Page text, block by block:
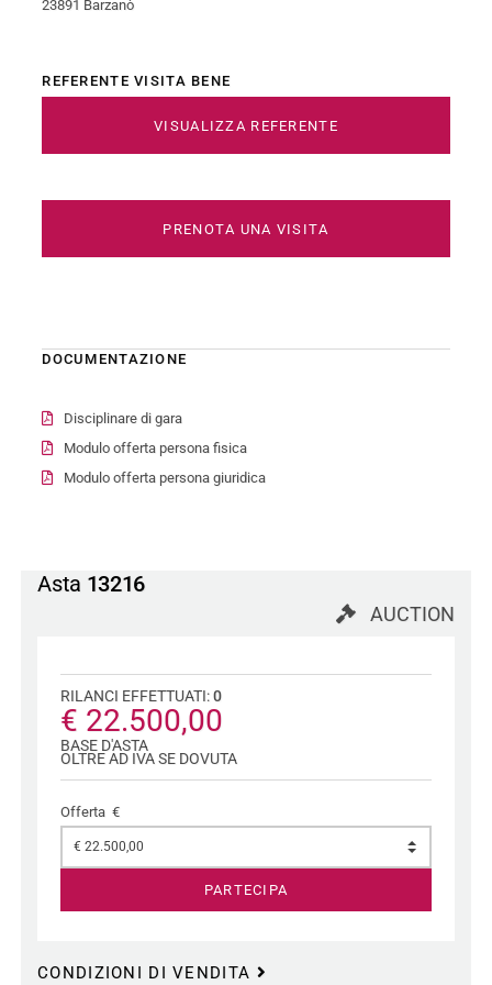
23891 Barzanò
REFERENTE VISITA BENE
VISUALIZZA REFERENTE
PRENOTA UNA VISITA
DOCUMENTAZIONE
Disciplinare di gara
Modulo offerta persona fisica
Modulo offerta persona giuridica
Asta 13216
AUCTION
RILANCI EFFETTUATI:0
€ 22.500,00
BASE D'ASTA
OLTRE AD IVA SE DOVUTA
Offerta €
PARTECIPA
CONDIZIONI DI VENDITA